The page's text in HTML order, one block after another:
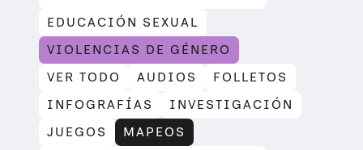
EDUCACIÓN SEXUAL
VIOLENCIAS DE GÉNERO
VER TODO
AUDIOS
FOLLETOS
INFOGRAFÍAS
INVESTIGACIÓN
JUEGOS
MAPEOS